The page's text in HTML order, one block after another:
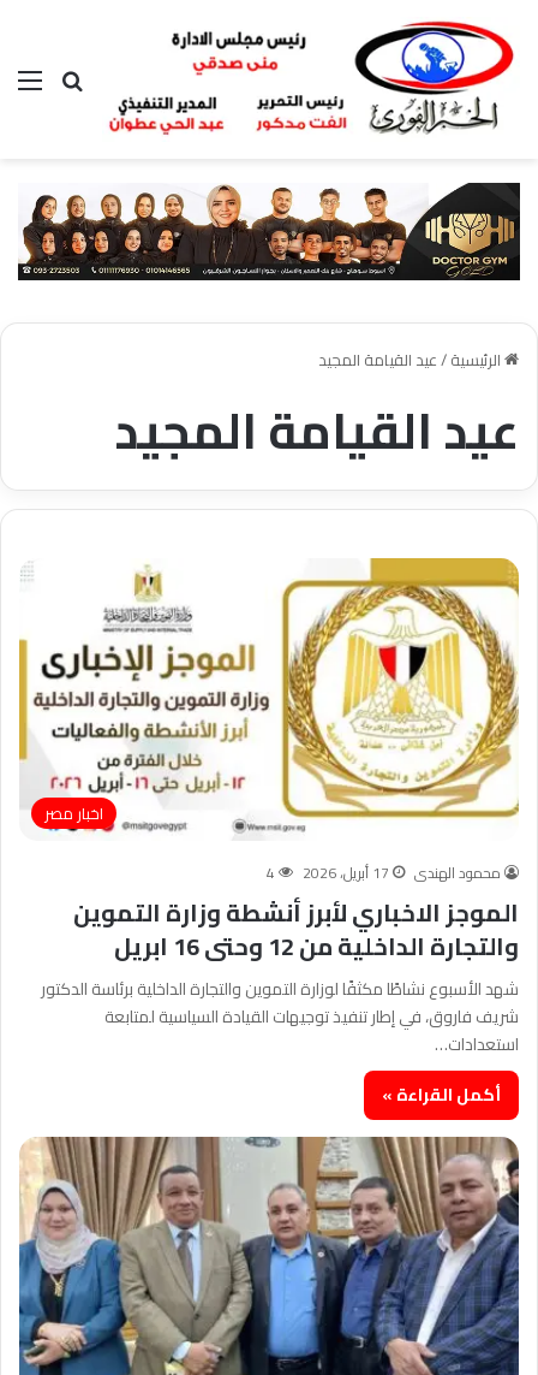
بحث عن
الرئيسية/عيد القيامة المجيد
عيد القيامة المجيد
اخبار مصر
محمود الهندى 17 أبريل، 2026 4
الموجز الاخباري لأبرز أنشطة وزارة التموين
والتجارة الداخلية من 12 وحتى 16 ابريل
شهد الأسبوع نشاطًا مكثفًا لوزارة التموين والتجارة الداخلية برئاسة الدكتور
شريف فاروق، في إطار تنفيذ توجيهات القيادة السياسية لمتابعة
استعدادات…
أكمل القراءة »